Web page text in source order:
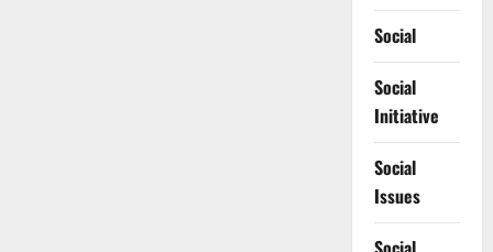
Social
Social
Initiative
Social
Issues